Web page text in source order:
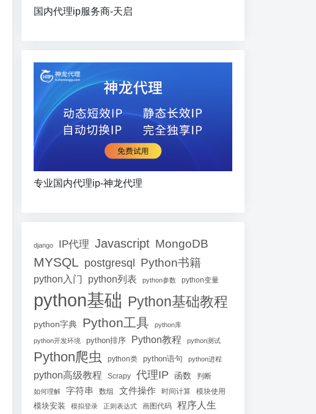
国内代理ip服务商-天启
专业国内代理ip-神龙代理
django IP代理 Javascript MongoDB
MYSQL postgresql Python书籍
python入门 python列表 python参数 python变量
python基础 Python基础教程
python字典 Python工具 python库
python开发环境 python排序 Python教程 python测试
Python爬虫 python类 python语句 python进程
python高级教程 Scrapy 代理IP 函数 判断
如何理解 字符串 数组 文件操作 时间计算 模块使用
模块安装 模拟登录 正则表达式 画图代码 程序人生